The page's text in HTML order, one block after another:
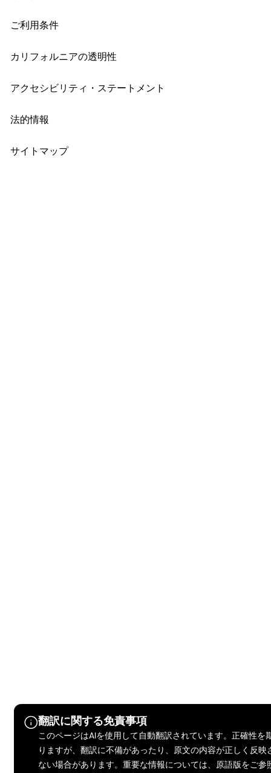
翻訳に関する免責事項
このページはAIを使用して自動翻訳されています。正確性を
りますが、翻訳に不備があったり、原文の内容が正しく反映
ない場合があります。重要な情報については、原語版をご参
ご利用条件
カリフォルニアの透明性
アクセシビリティ・ステートメント
法的情報
サイトマップ